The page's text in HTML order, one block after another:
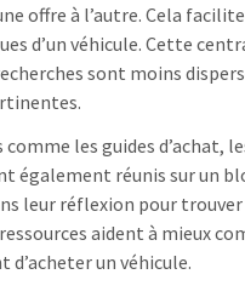
offre à l’autre. Cela
d’un véhicule. Cette
sont moins
comme les guides d’achat,
également réunis sur un
leur réflexion pour
aident à mieux
d’acheter un véhicule.